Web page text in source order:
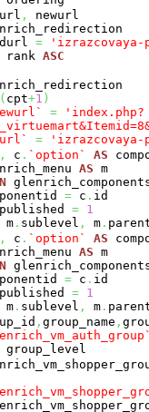
,
newurl
=
rank ASC
( cpt+1 )
=
'index.php?
=
c . `option` AS
AS m
= c . id
published = 1
m . sublevel , m .
c . `option` AS
AS m
= c . id
published = 1
m . sublevel , m .
, group_name ,
group_level